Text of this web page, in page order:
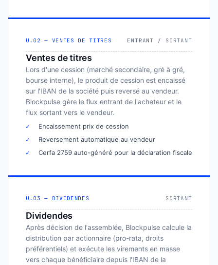
U.02 — VENTES DE TITRES ENTRANT / SORTANT
Ventes de titres
Lors d'une cession (marché secondaire, gré à gré,
bourse interne), le produit de cession est encaissé
sur l'IBAN de la société puis reversé au vendeur.
Blockpulse gère le flux entrant de l'acheteur et le
flux sortant vers le vendeur.
✓
Encaissement prix de cession
✓ Reversement automatique au vendeur
✓ Cerfa 2759 auto-généré pour la déclaration fiscale
U.03 — DIVIDENDES SORTANT
Dividendes
Après décision de l'assemblée, Blockpulse calcule la
distribution par actionnaire (pro-rata, droits
préférentiels) et exécute les virements en masse
vers chaque bénéficiaire depuis l'IBAN de la